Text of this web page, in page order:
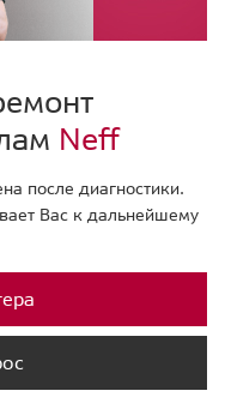
Neff
после диагностики.
Вас к дальнейшему